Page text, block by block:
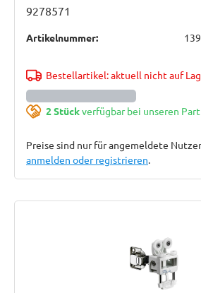
9278571
Artikelnummer:
Bestellartikel: aktuell nicht auf
2 Stückverfügbar bei unseren
Preise sind nur für angemeldete
anmelden oder registrieren.